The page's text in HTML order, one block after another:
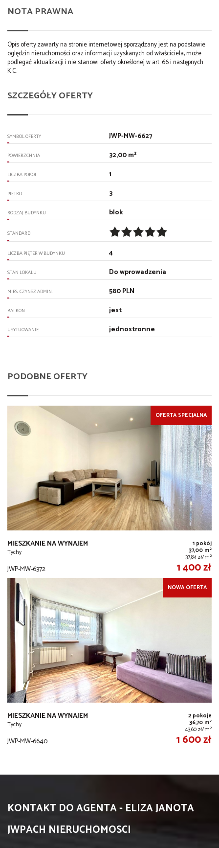
NOTA PRAWNA
Opis oferty zawarty na stronie internetowej sporządzany jest na podstawie
oględzin nieruchomości oraz informacji uzyskanych od właściciela, może
podlegać aktualizacji i nie stanowi oferty określonej w art. 66 i następnych
K.C.
SZCZEGÓŁY OFERTY
SYMBOL OFERTY JWP-MW-6627
POWIERZCHNIA 32,00 m²
LICZBA POKOI 1
PIĘTRO 3
RODZAJ BUDYNKU blok
STANDARD
LICZBA PIĘTER W BUDYNKU 4
STAN LOKALU Do wprowadzenia
MIES. CZYNSZ ADMIN. 580 PLN
BALKON jest
USYTUOWANIE jednostronne
PODOBNE OFERTY
OFERTA SPECJALNA
MIESZKANIE NA WYNAJEM
Tychy
1 pokój
37,00 m2
37,84 zł/m2
JWP-MW-6372 1 400 zł
NOWA OFERTA
MIESZKANIE NA WYNAJEM
Tychy
2 pokoje
36,70 m2
43,60 zł/m2
JWP-MW-6640 1 600 zł
KONTAKT DO AGENTA - ELIZA JANOTA
JWPACH NIERUCHOMOSCI